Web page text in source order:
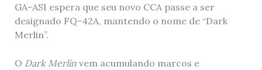
GA-ASI espera que seu novo CCA passe a ser
designado FQ-42A, mantendo o nome de “Dark
Merlin”.
O Dark Merlinvem acumulando marcos e